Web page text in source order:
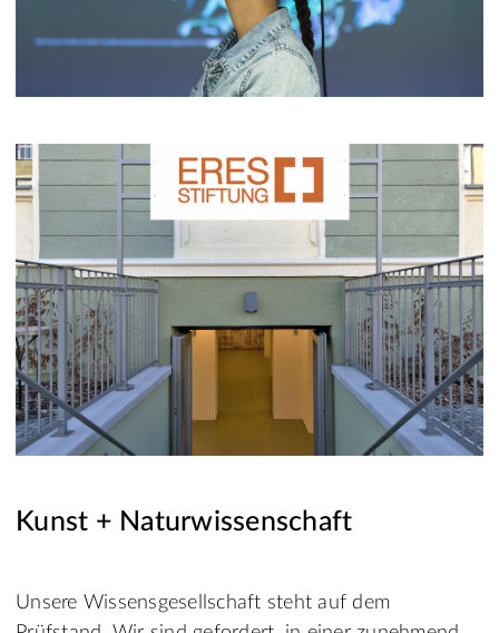
Kunst + Naturwissenschaft
Unsere Wissensgesellschaft steht auf dem